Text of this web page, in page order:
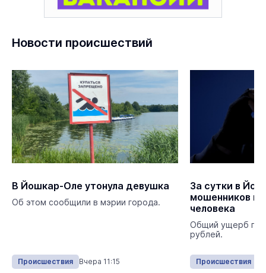
Новости происшествий
В Йошкар-Оле утонула девушка
Об этом сообщили в мэрии города.
Происшествия Вчера 11:15
За сутки в
мошенников
человека
Общий ущерб
рублей.
Происшествия